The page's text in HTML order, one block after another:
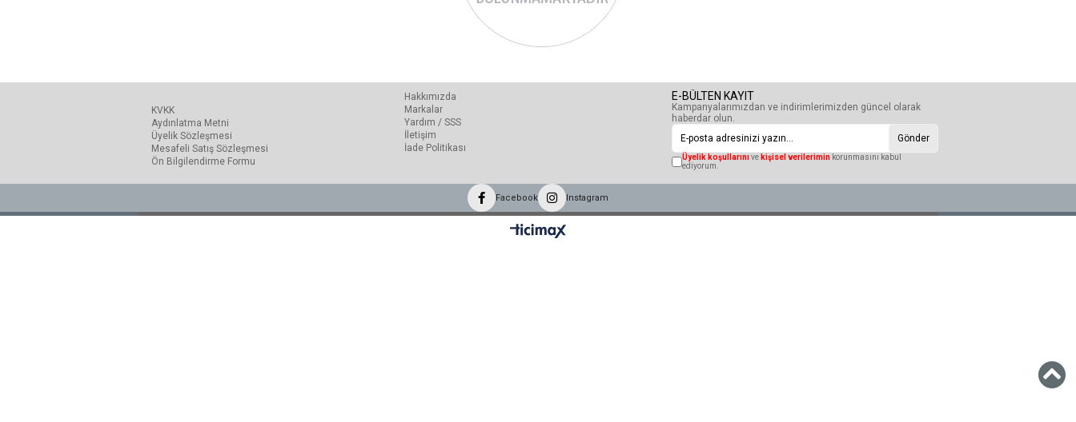
KVKK
Aydınlatma Metni
Üyelik Sözleşmesi
Mesafeli Satış Sözleşmesi
Ön Bilgilendirme Formu
Hakkımızda
Markalar
Yardım / SSS
İletişim
İade Politikası
E-BÜLTEN KAYIT
Kampanyalarımızdan ve indirimlerimizden güncel olarak
haberdar olun.
Gönder
Üyelik koşullarınıve kişisel verileriminkorunmasını kabul
ediyorum.
Facebook Instagram